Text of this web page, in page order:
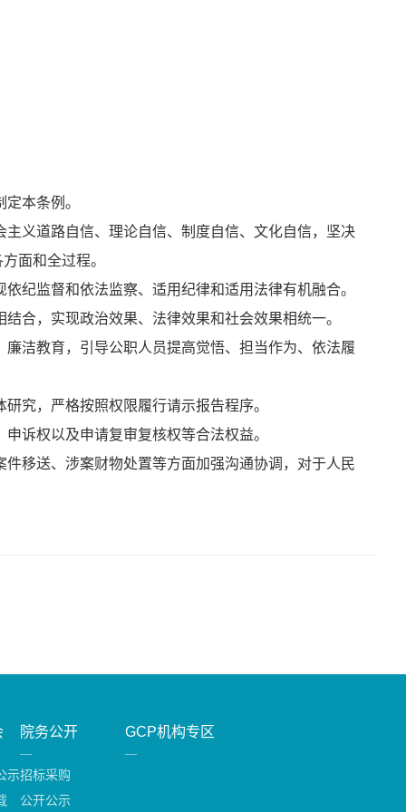
本条例。
义道路自信、理论自信、制度自信、文化自信，坚决
面和全过程。
监督和依法监察、适用纪律和适用法律有机融合。
，实现政治效果、法律效果和社会效果相统一。
洁教育，引导公职人员提高觉悟、担当作为、依法履
究，严格按照权限履行请示报告程序。
诉权以及申请复审复核权等合法权益。
移送、涉案财物处置等方面加强沟通协调，对于人民
示
院务公开
招标采购
公开公示
GCP机构专区